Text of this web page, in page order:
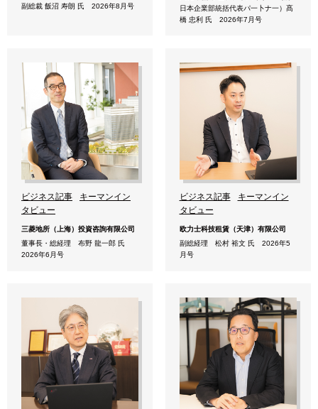
副総裁 飯沼 寿朗 氏 2026年8月号
日本企業部統括代表パ一卜ナ一）髙
橋 忠利 氏 2026年7月号
ビジネス記事
キーマンイン
タビュー
三菱地所（上海）投資咨詢有限公司
董事長・総経理 布野 龍一郎 氏
2026年6月号
ビジネス記事
キーマンイン
タビュー
欧力士科技租賃（天津）有限公司
副総経理 松村 裕文 氏 2026年5
月号